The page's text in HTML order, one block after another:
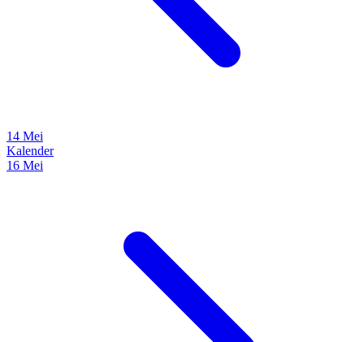
14 Mei
Kalender
16 Mei